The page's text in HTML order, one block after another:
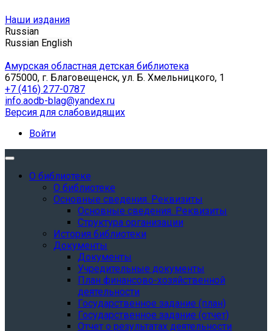
Наши издания
Russian
Russian English
Амурская областная детская библиотека
675000, г. Благовещенск, ул. Б. Хмельницкого, 1
+7 (416) 277-0787
info.aodb-blag@yandex.ru
Версия для слабовидящих
Войти
О библиотеке
О библиотеке
Основные сведения. Реквизиты
Основные сведения. Реквизиты
Структура организации
История библиотеки
Документы
Документы
Учредительные документы
План финансово-хозяйственной
деятельности
Государственное задание (план)
Государственное задание (отчет)
Отчет о результатах деятельности